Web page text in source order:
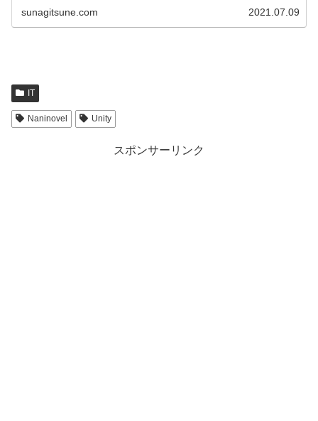
sunagitsune.com 2021.07.09
IT
Naninovel Unity
スポンサーリンク